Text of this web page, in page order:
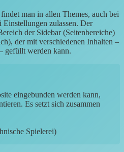
findet man in allen Themes, auch bei
Einstellungen zulassen. Der
der Sidebar (Seitenbereiche)
der mit verschiedenen Inhalten –
gefüllt werden kann.
eingebunden werden kann,
Es setzt sich zusammen
Spielerei)